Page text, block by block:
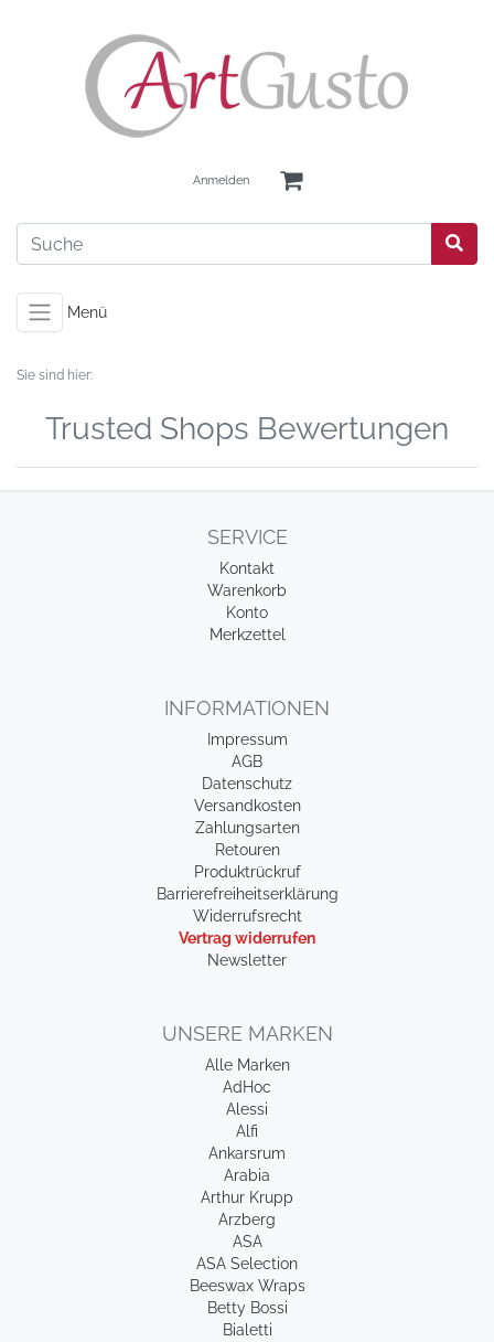
Anmelden
Menü
Sie sind hier:
Trusted Shops Bewertungen
SERVICE
Kontakt
Warenkorb
Konto
Merkzettel
INFORMATIONEN
Impressum
AGB
Datenschutz
Versandkosten
Zahlungsarten
Retouren
Produktrückruf
Barrierefreiheitserklärung
Widerrufsrecht
Vertrag widerrufen
Newsletter
UNSERE MARKEN
Alle Marken
AdHoc
Alessi
Alfi
Ankarsrum
Arabia
Arthur Krupp
Arzberg
ASA
ASA Selection
Beeswax Wraps
Betty Bossi
Bialetti